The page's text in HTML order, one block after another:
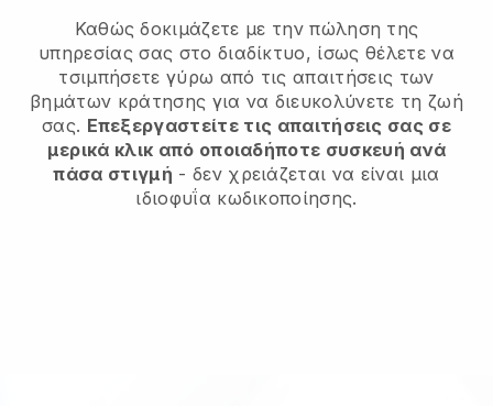
Καθώς δοκιμάζετε με την πώληση της
υπηρεσίας σας στο διαδίκτυο, ίσως θέλετε να
τσιμπήσετε γύρω από τις απαιτήσεις των
βημάτων κράτησης για να διευκολύνετε τη ζωή
σας. Επεξεργαστείτε τις απαιτήσεις σας σε
μερικά κλικ από οποιαδήποτε συσκευή ανά
πάσα στιγμή - δεν χρειάζεται να είναι μια
ιδιοφυΐα κωδικοποίησης.